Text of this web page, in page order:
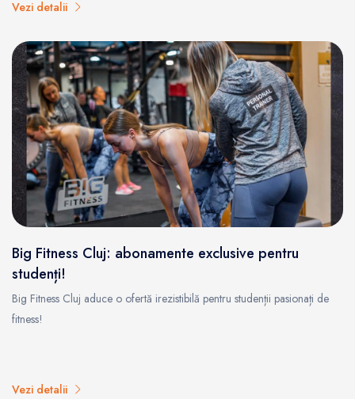
Vezi detalii
Big Fitness Cluj: abonamente exclusive pentru
studenți!
Big Fitness Cluj aduce o ofertă irezistibilă pentru studenții pasionați de
fitness!
Vezi detalii